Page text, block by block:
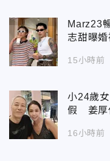
Marz23
志甜曝
15小時前
小24歲
假 姜厚
16小時前